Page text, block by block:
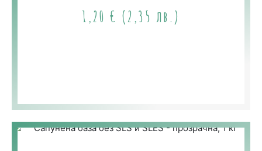
1,20 € (2,35 лв.)